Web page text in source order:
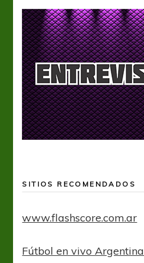
SITIOS RECOMENDADOS
www.flashscore.com.ar
Fútbol en vivo Argentina